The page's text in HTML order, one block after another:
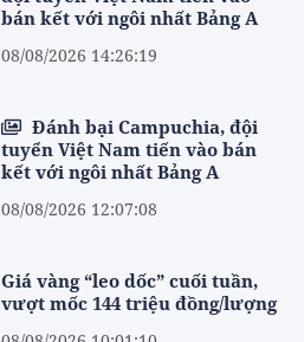
bán kết với ngôi nhất Bảng A
08/08/2026 14:26:19
Đánh bại Campuchia, đội
tuyển Việt Nam tiến vào bán
kết với ngôi nhất Bảng A
08/08/2026 12:07:08
Giá vàng “leo dốc” cuối tuần,
vượt mốc 144 triệu đồng/lượng